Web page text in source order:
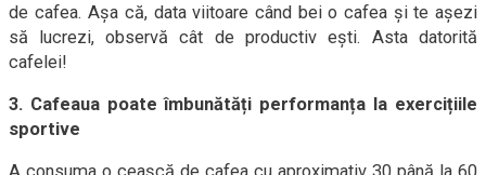
de cafea. Așa că, data viitoare când bei o cafea și te așezi
să lucrezi, observă cât de productiv ești. Asta datorită
cafelei!
3. Cafeaua poate îmbunătăți performanța la exercițiile
sportive